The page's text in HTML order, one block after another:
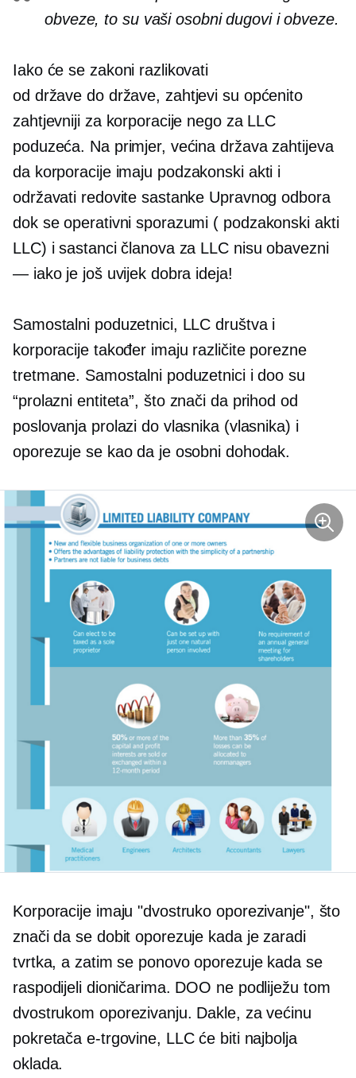
obveze, to su vaši osobni dugovi i obveze.
Iako će se zakoni razlikovati
od države do države, zahtjevi su općenito
zahtjevniji za korporacije nego za LLC
poduzeća. Na primjer, većina država zahtijeva
da korporacije imaju podzakonski akti i
održavati redovite sastanke Upravnog odbora
dok se operativni sporazumi ( podzakonski akti
LLC) i sastanci članova za LLC nisu obavezni
— iako je još uvijek dobra ideja!
Samostalni poduzetnici, LLC društva i
korporacije također imaju različite porezne
tretmane. Samostalni poduzetnici i doo su
“prolazni entiteta”, što znači da prihod od
poslovanja prolazi do vlasnika (vlasnika) i
oporezuje se kao da je osobni dohodak.
Korporacije imaju "dvostruko oporezivanje", što
znači da se dobit oporezuje kada je zaradi
tvrtka, a zatim se ponovo oporezuje kada se
raspodijeli dioničarima. DOO ne podliježu tom
dvostrukom oporezivanju. Dakle, za većinu
pokretača e-trgovine, LLC će biti najbolja
oklada.